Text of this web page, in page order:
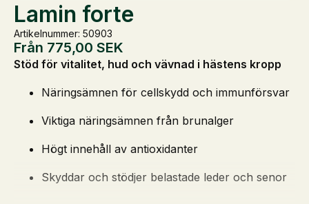
Lamin forte
Artikelnummer: 50903
Från 775,00 SEK
Stöd för vitalitet, hud och vävnad i hästens kropp
Näringsämnen för cellskydd och immunförsvar
Viktiga näringsämnen från brunalger
Högt innehåll av antioxidanter
Skyddar och stödjer belastade leder och senor